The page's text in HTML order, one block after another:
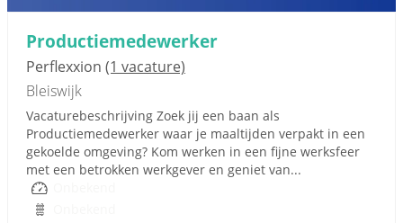
Productiemedewerker
Perflexxion (1 vacature)
Bleiswijk
Vacaturebeschrijving Zoek jij een baan als
Productiemedewerker waar je maaltijden verpakt in een
gekoelde omgeving? Kom werken in een fijne werksfeer
met een betrokken werkgever en geniet van...